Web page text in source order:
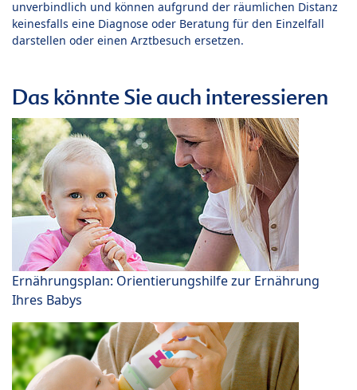
unverbindlich und können aufgrund der räumlichen Distanz
keinesfalls eine Diagnose oder Beratung für den Einzelfall
darstellen oder einen Arztbesuch ersetzen.
Das könnte Sie auch interessieren
Ernährungsplan: Orientierungshilfe zur Ernährung
Ihres Babys